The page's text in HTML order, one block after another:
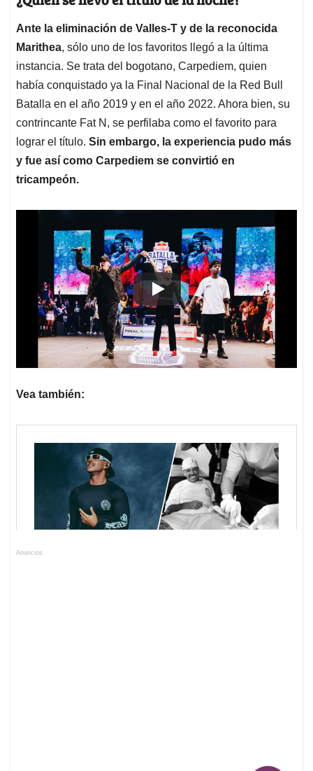
Ante la eliminación de Valles-T y de la reconocida
Marithea, sólo uno de los favoritos llegó a la última
instancia. Se trata del bogotano, Carpediem, quien
había conquistado ya la Final Nacional de la Red Bull
Batalla en el año 2019 y en el año 2022. Ahora bien, su
contrincante Fat N, se perfilaba como el favorito para
lograr el título. Sin embargo, la experiencia pudo más
y fue así como Carpediem se convirtió en
tricampeón.
Vea también:
Anuncios.